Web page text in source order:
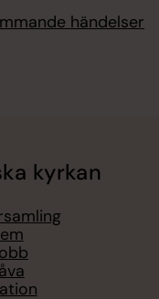
händelser
kyrkan